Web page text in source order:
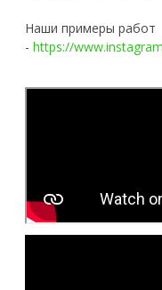
Наши примеры работ
- https://